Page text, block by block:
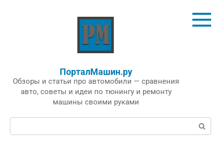
ПорталМашин.ру
Обзоры и статьи про автомобили — сравнения
авто, советы и идеи по тюнингу и ремонту
машины своими руками
Поиск: